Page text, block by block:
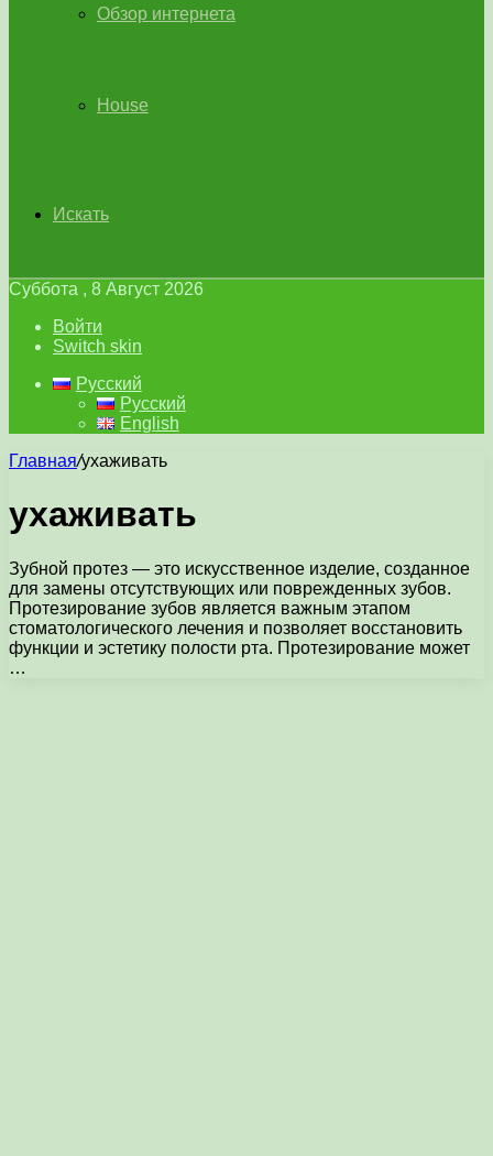
Обзор интернета
House
Искать
Суббота , 8 Август 2026
Войти
Switch skin
Русский
Русский
English
Главная/ухаживать
ухаживать
Зубной протез — это искусственное изделие, созданное
для замены отсутствующих или поврежденных зубов.
Протезирование зубов является важным этапом
стоматологического лечения и позволяет восстановить
функции и эстетику полости рта. Протезирование может
…